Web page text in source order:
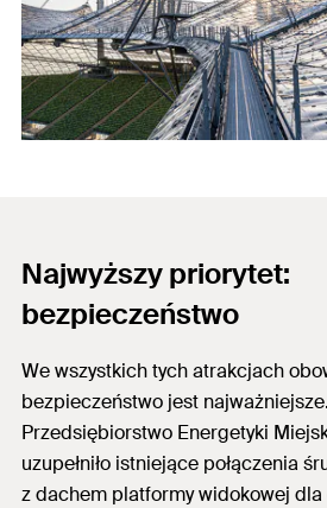
Najwyższy priorytet:
bezpieczeństwo
We wszystkich tych atrakcjach
bezpieczeństwo jest
Przedsiębiorstwo Energetyki
uzupełniło istniejące połączenia
z dachem platformy widokowej